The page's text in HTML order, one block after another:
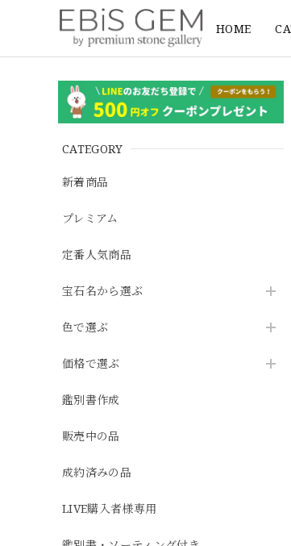
HOME
CATEGORY
新着商品
プレミアム
定番人気商品
宝石名から選ぶ
色で選ぶ
価格で選ぶ
鑑別書作成
販売中の品
成約済みの品
LIVE購入者様専用